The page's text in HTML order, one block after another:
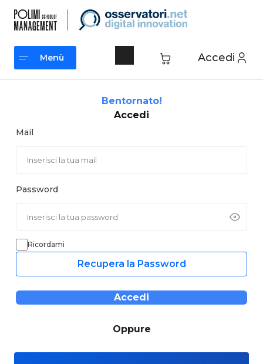
contenuto
Accedi
Menù
Bentornato!
Accedi
Mail
Password
Ricordami
Recupera la Password
Accedi
Oppure